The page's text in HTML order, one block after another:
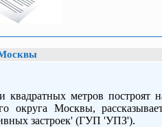
метров построят
Москвы,
застроек' (ГУП 'УПЗ').